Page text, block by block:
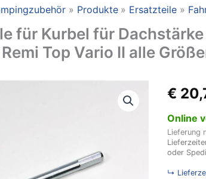
Produkte Ersatzteile
für Kurbel für
Top Vario II alle
€
Online
Lieferung
oder
↳
REMIS
Welle
Kurbel
für
24-
35